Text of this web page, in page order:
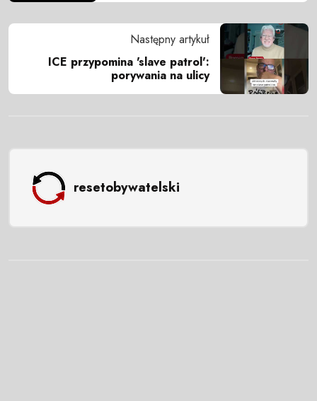
Następny artykuł
ICE przypomina 'slave patrol':
porywania na ulicy
resetobywatelski